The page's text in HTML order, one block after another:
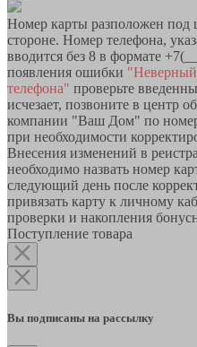
Номер карты разположен под
стороне. Номер телефона,
вводится без 8 в формате
появления ошибки
телефона" проверьте
исчезает, позвоните в центр
компании "Ваш Дом" по
при необходимости
Внесения изменений в
необходимо назвать номер
следующий день после
привязать карту к личному
проверки и накопления
Поступление товара
Вы подписаны на рассылку